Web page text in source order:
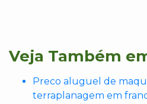
Veja Também
Preco aluguel de
terraplanagem em